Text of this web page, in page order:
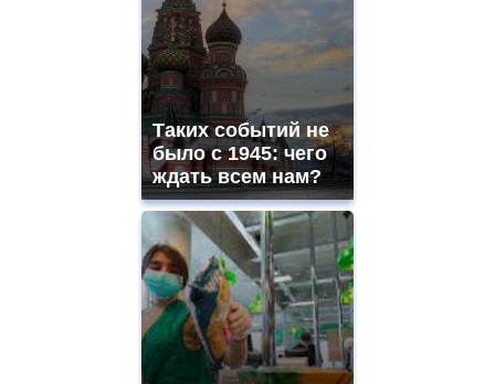
Таких событий не
было с 1945: чего
ждать всем нам?